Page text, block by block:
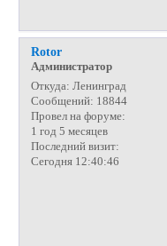
Rotor
Администратор
Откуда: Ленинград
Сообщений: 18844
Провел на форуме:
1 год 5 месяцев
Последний визит:
Сегодня 12:40:46